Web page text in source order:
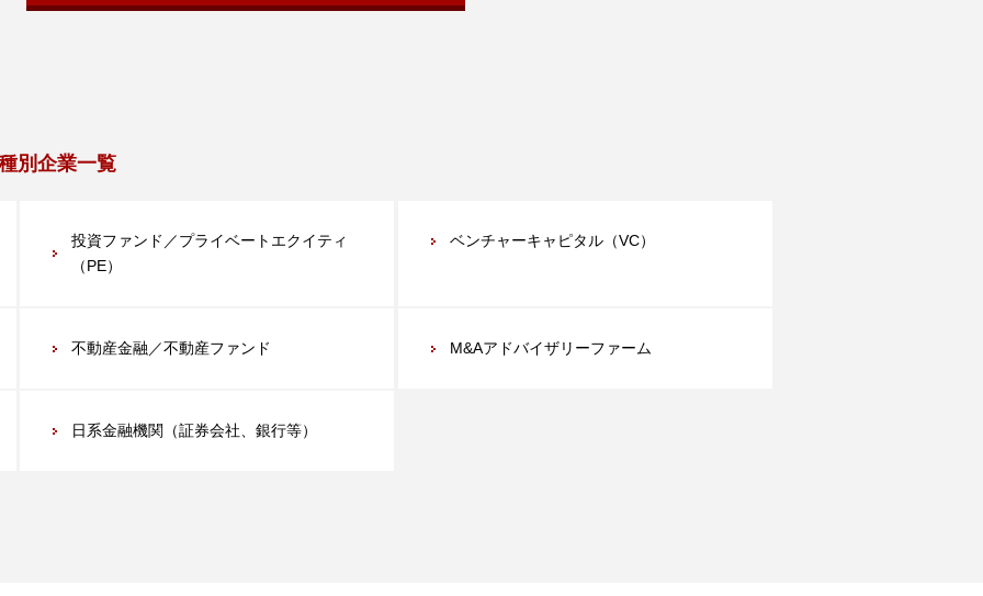
別企業一覧
投資ファンド／プライベートエクイティ
（PE）
ベンチャーキャピタル（VC）
不動産金融／不動産ファンド M&Aアドバイザリーファーム
日系金融機関（証券会社、銀行等）